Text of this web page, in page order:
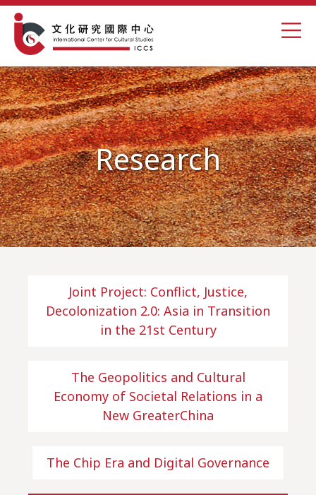
Research
Joint Project: Conflict, Justice,
Decolonization 2.0: Asia in Transition
in the 21st Century
The Geopolitics and Cultural
Economy of Societal Relations in a
New GreaterChina
The Chip Era and Digital Governance